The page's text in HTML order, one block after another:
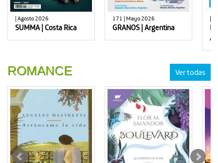
| Agosto 2026
SUMMA | Costa Rica
171 | Mayo 2026
GRANOS | Argentina
|
Ver todas
ROMANCE